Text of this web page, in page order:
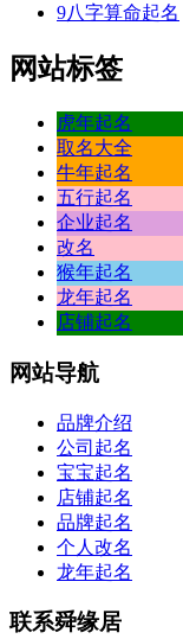
9八字算命起名
网站标签
虎年起名
取名大全
牛年起名
五行起名
企业起名
改名
猴年起名
龙年起名
店铺起名
网站导航
品牌介绍
公司起名
宝宝起名
店铺起名
品牌起名
个人改名
龙年起名
联系舜缘居